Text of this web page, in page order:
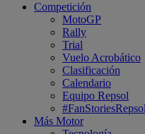
Competición
MotoGP
Rally
Trial
Vuelo Acrobático
Clasificación
Calendario
Equipo Repsol
#FanStoriesRepsol
Más Motor